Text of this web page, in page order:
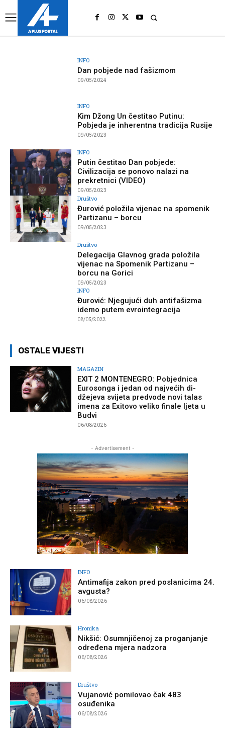
INFO
Dan pobjede nad fašizmom
09/05/2024
INFO
Kim Džong Un čestitao Putinu:
Pobjeda je inherentna tradicija Rusije
09/05/2023
INFO
Putin čestitao Dan pobjede:
Civilizacija se ponovo nalazi na
prekretnici (VIDEO)
09/05/2023
Društvo
Đurović položila vijenac na spomenik
Partizanu – borcu
09/05/2023
Društvo
Delegacija Glavnog grada položila
vijenac na Spomenik Partizanu –
borcu na Gorici
09/05/2023
INFO
Đurović: Njegujući duh antifašizma
idemo putem evrointegracija
08/05/2022
OSTALE VIJESTI
MAGAZIN
EXIT 2 MONTENEGRO: Pobjednica
Eurosonga i jedan od najvećih di-
džejeva svijeta predvode novi talas
imena za Exitovo veliko finale ljeta u
Budvi
06/08/2026
- Advertisement -
INFO
Antimafija zakon pred poslanicima 24.
avgusta?
06/08/2026
Hronika
Nikšić: Osumnjičenoj za proganjanje
određena mjera nadzora
06/08/2026
Društvo
Vujanović pomilovao čak 483
osuđenika
06/08/2026